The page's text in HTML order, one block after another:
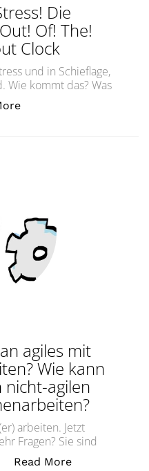
Die
Of! The!
Clock
und in Schieflage,
Wie kommt das? Was
„Raus! Aus! Dem!
agiles mit
Wie kann
agilen
arbeiten. Jetzt
Fragen? Sie sind
Read More„Wie